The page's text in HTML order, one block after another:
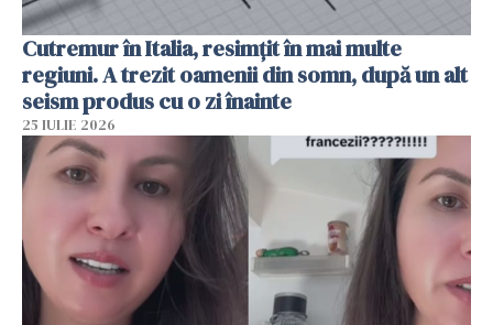
Cutremur în Italia, resimțit în mai multe
regiuni. A trezit oamenii din somn, după un alt
seism produs cu o zi înainte
25 IULIE 2026